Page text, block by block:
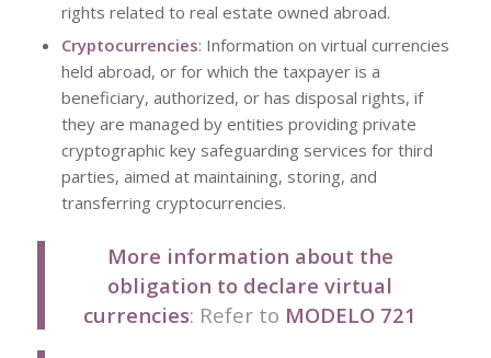
rights related to real estate owned abroad.
Cryptocurrencies: Information on virtual currencies
held abroad, or for which the taxpayer is a
beneficiary, authorized, or has disposal rights, if
they are managed by entities providing private
cryptographic key safeguarding services for third
parties, aimed at maintaining, storing, and
transferring cryptocurrencies.
More information about the
obligation to declare virtual
currencies: Refer to MODELO 721